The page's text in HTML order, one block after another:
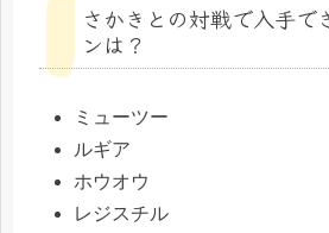
さかきとの対戦で入手で
ンは？
ミューツー
ルギア
ホウオウ
レジスチル